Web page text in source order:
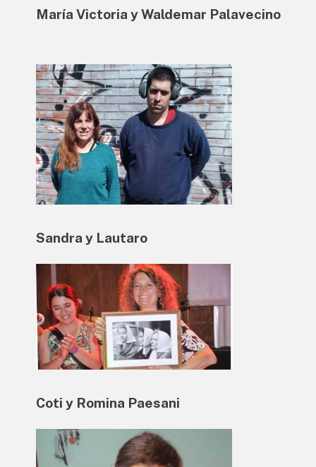
María Victoria y Waldemar Palavecino
Sandra y Lautaro
Coti y Romina Paesani